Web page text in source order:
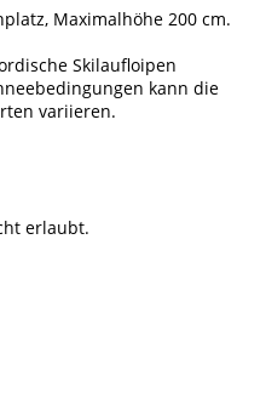
Maximalhöhe 200 cm.
Skilaufloipen
kann die
variieren.
erlaubt.